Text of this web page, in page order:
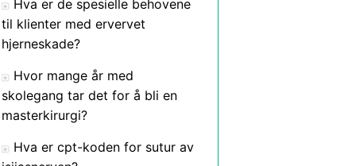
Hva er de spesielle behovene
til klienter med ervervet
hjerneskade?
Hvor mange år med
skolegang tar det for å bli en
masterkirurgi?
Hva er cpt-koden for sutur av